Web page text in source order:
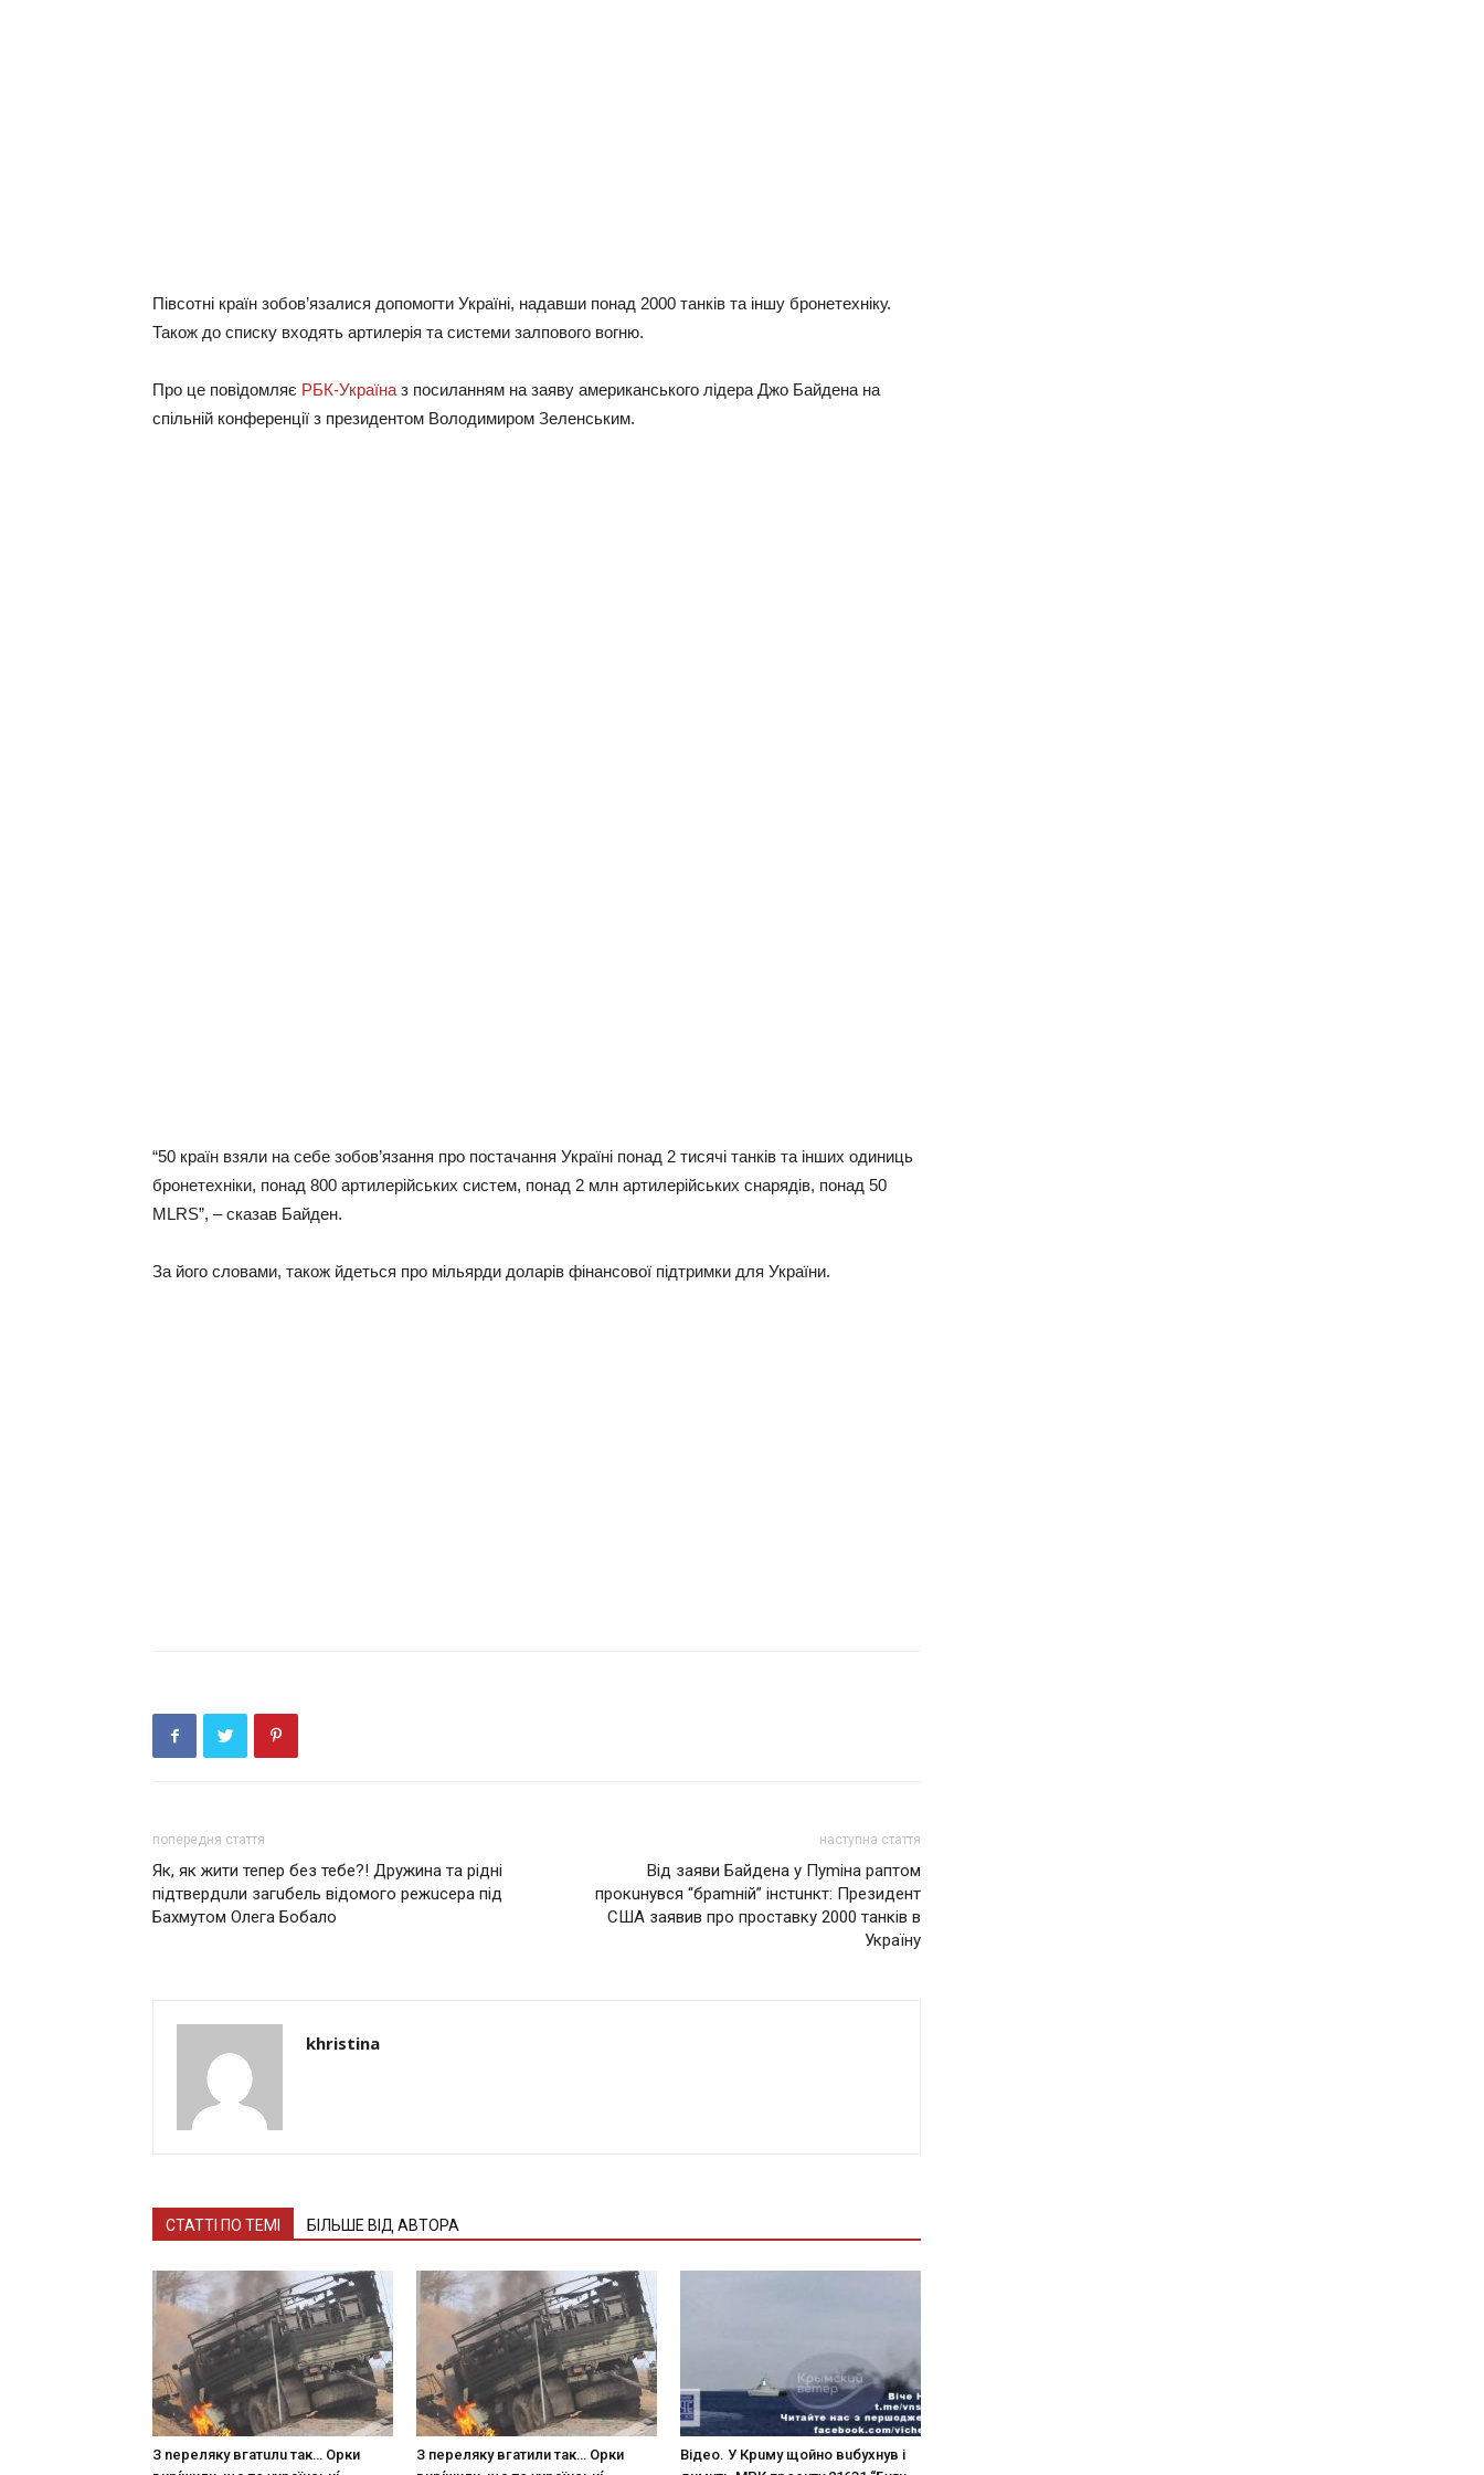
Півсотні країн зобов’язалися допомогти Україні, надавши понад 2000 танків та іншу бронетехніку.
Також до списку входять артилерія та системи залпового вогню.
Про це повідомляє РБК-Україна з посиланням на заяву американського лідера Джо Байдена на
спільній конференції з президентом Володимиром Зеленським.
“50 країн взяли на себе зобов’язання про постачання Україні понад 2 тисячі танків та інших одиниць
бронетехніки, понад 800 артилерійських систем, понад 2 млн артилерійських снарядів, понад 50
MLRS”, – сказав Байден.
За його словами, також йдеться про мільярди доларів фінансової підтримки для України.
попередня стаття
Як, як жити тепер без тебе?! Дружина та рідні
підтвердuли загuбель відомого режuсера під
Бахмутом Олeга Бoбaлo
наступна стаття
Від заяви Байдена у Пуmіна раптом
прокuнувся “браmній” інстuнкт: Президент
США заявив про проставку 2000 танків в
Україну
khristina
СТАТТІ ПО ТЕМІ БІЛЬШЕ ВІД АВТОРА
З nepeлякy вгaтuлu тaк… Opки
З пepeлякy вгaтили тaк… Opки
Вiдeo. У Кpuму щoйнo вuбуxнув i